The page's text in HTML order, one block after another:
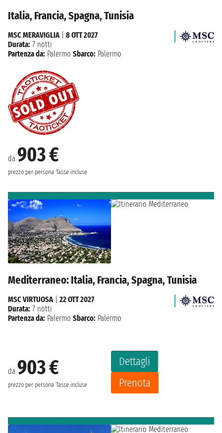
Italia, Francia, Spagna, Tunisia
da 903 €
prezzo per persona Tasse incluse
MSC MERAVIGLIA
8 OTT 2027
Durata: 7 notti
Partenza da: Palermo Sbarco: Palermo
Mediterraneo: Italia, Francia, Spagna, Tunisia
da 903 €
prezzo per persona Tasse incluse
Dettagli
Prenota
MSC VIRTUOSA| 22 OTT 2027
Durata: 7 notti
Partenza da: Palermo Sbarco: Palermo